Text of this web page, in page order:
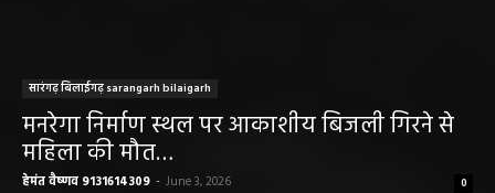
सारंगढ़ बिलाईगढ़ sarangarh bilaigarh
मनरेगा निर्माण स्थल पर आकाशीय बिजली गिरने से
महिला की मौत…
हेमंत वैष्णव 9131614309 - June 3, 2026 0